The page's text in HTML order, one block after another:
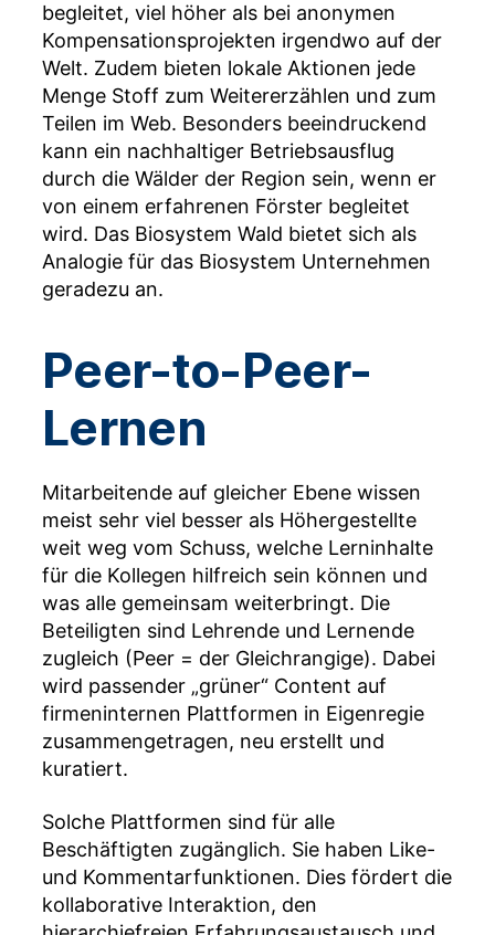
begleitet, viel höher als bei anonymen
Kompensationsprojekten irgendwo auf der
Welt. Zudem bieten lokale Aktionen jede
Menge Stoff zum Weitererzählen und zum
Teilen im Web. Besonders beeindruckend
kann ein nachhaltiger Betriebsausflug
durch die Wälder der Region sein, wenn er
von einem erfahrenen Förster begleitet
wird. Das Biosystem Wald bietet sich als
Analogie für das Biosystem Unternehmen
geradezu an.
Peer-to-Peer-
Lernen
Mitarbeitende auf gleicher Ebene wissen
meist sehr viel besser als Höhergestellte
weit weg vom Schuss, welche Lerninhalte
für die Kollegen hilfreich sein können und
was alle gemeinsam weiterbringt. Die
Beteiligten sind Lehrende und Lernende
zugleich (Peer = der Gleichrangige). Dabei
wird passender „grüner“ Content auf
firmeninternen Plattformen in Eigenregie
zusammengetragen, neu erstellt und
kuratiert.
Solche Plattformen sind für alle
Beschäftigten zugänglich. Sie haben Like-
und Kommentarfunktionen. Dies fördert die
kollaborative Interaktion, den